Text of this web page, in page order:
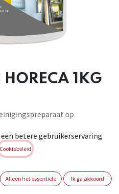
1KG
op
voorkomen. Door zijn
Biomix Pro Horeca de
doorstroming van de
die vetten en eiwitten
betere gebruikerservaring
Cookiebeleid
Alleen het essentiële Ik ga akkoord